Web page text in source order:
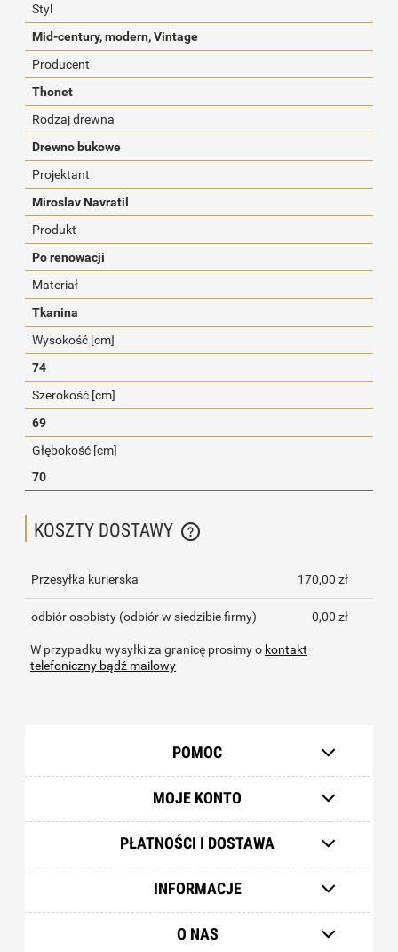
Styl
Mid-century, modern, Vintage
Producent
Thonet
Rodzaj drewna
Drewno bukowe
Projektant
Miroslav Navratil
Produkt
Po renowacji
Materiał
Tkanina
Wysokość [cm]
74
Szerokość [cm]
69
Głębokość [cm]
70
KOSZTY DOSTAWY
CENA NIE ZAWIERA EWENTUALNYCH KOSZTÓW PŁATNOŚCI
Przesyłka kurierska 170,00 zł
odbiór osobisty (odbiór w siedzibie firmy) 0,00 zł
W przypadku wysyłki za granicę prosimy o kontakt
telefoniczny bądź mailowy
POMOC
MOJE KONTO
PŁATNOŚCI I DOSTAWA
INFORMACJE
O NAS